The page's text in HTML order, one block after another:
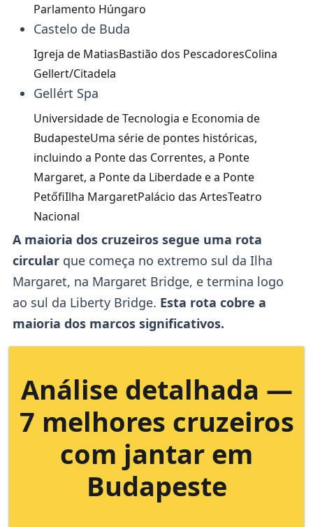
Parlamento Húngaro
Castelo de Buda
Igreja de MatiasBastião dos PescadoresColina
Gellert/Citadela
Gellért Spa
Universidade de Tecnologia e Economia de
BudapesteUma série de pontes históricas,
incluindo a Ponte das Correntes, a Ponte
Margaret, a Ponte da Liberdade e a Ponte
PetőfiIlha MargaretPalácio das ArtesTeatro
Nacional
A maioria dos cruzeiros segue uma rota
circularque começa no extremo sul da Ilha
Margaret, na Margaret Bridge, e termina logo
ao sul da Liberty Bridge. Esta rota cobre a
maioria dos marcos significativos.
Análise detalhada —
7 melhores cruzeiros
com jantar em
Budapeste